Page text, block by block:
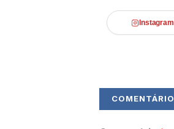
Instagram